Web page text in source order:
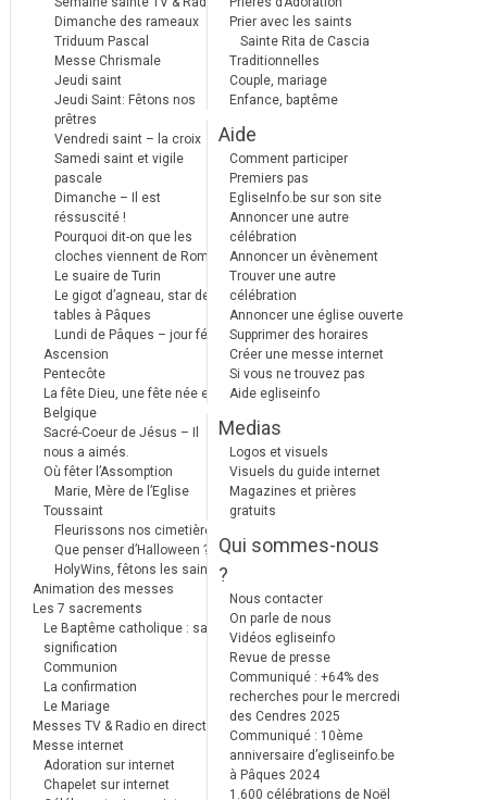
Dimanche des rameaux
Triduum Pascal
Messe Chrismale
Jeudi saint
Jeudi Saint: Fêtons nos
prêtres
Vendredi saint – la croix
Samedi saint et vigile
pascale
Dimanche – Il est
réssuscité !
Pourquoi dit-on que les
cloches viennent de Rome ?
Le suaire de Turin
Le gigot d’agneau, star des
tables à Pâques
Lundi de Pâques – jour férié
Ascension
Pentecôte
La fête Dieu, une fête née en
Belgique
Sacré-Coeur de Jésus – Il
nous a aimés.
Où fêter l’Assomption
Marie, Mère de l’Eglise
Toussaint
Fleurissons nos cimetières
Que penser d’Halloween ?
HolyWins, fêtons les saints !
Animation des messes
Les 7 sacrements
Le Baptême catholique : sa
signification
Communion
La confirmation
Le Mariage
Messes TV & Radio en direct
Messe internet
Adoration sur internet
Chapelet sur internet
Prier avec les saints
Sainte Rita de Cascia
Traditionnelles
Couple, mariage
Enfance, baptême
Aide
Comment participer
Premiers pas
EgliseInfo.be sur son site
Annoncer une autre
célébration
Annoncer un évènement
Trouver une autre
célébration
Annoncer une église ouverte
Supprimer des horaires
Créer une messe internet
Si vous ne trouvez pas
Aide egliseinfo
Medias
Logos et visuels
Visuels du guide internet
Magazines et prières
gratuits
Qui sommes-nous
?
Nous contacter
On parle de nous
Vidéos egliseinfo
Revue de presse
Communiqué : +64% des
recherches pour le mercredi
des Cendres 2025
Communiqué : 10ème
anniversaire d’egliseinfo.be
à Pâques 2024
1.600 célébrations de Noël